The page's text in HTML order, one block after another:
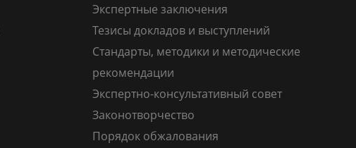
Экспертные заключения
Тезисы докладов и выступлений
Стандарты, методики и методические
рекомендации
Экспертно-консультативный совет
Законотворчество
Порядок обжалования